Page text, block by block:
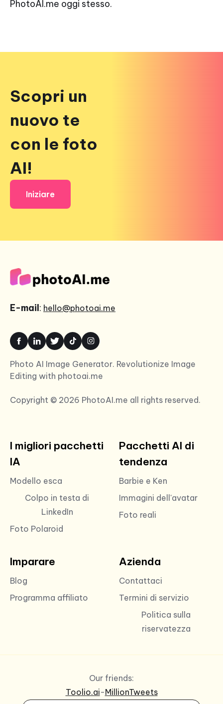
PhotoAI.me oggi stesso.
Scopri un
nuovo te
con le foto
AI!
Iniziare
E-mail: hello@photoai.me
Photo AI Image Generator. Revolutionize Image
Editing with photoai.me
Copyright © 2026 PhotoAI.me all rights reserved.
I migliori pacchetti
IA
Modello esca
Colpo in testa di
LinkedIn
Foto Polaroid
Pacchetti AI di
tendenza
Barbie e Ken
Immagini dell'avatar
Foto reali
Imparare
Blog
Programma affiliato
Azienda
Contattaci
Termini di servizio
Politica sulla
riservatezza
Our friends:
Toolio.ai-MillionTweets